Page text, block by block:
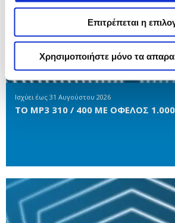
Επιτρέπεται η
Χρησιμοποιήστε μόνο τα
Ισχύει έως 31 Αυγούστου 2026
ΤΟ MP3 310 / 400 ΜΕ ΟΦΕΛΟΣ